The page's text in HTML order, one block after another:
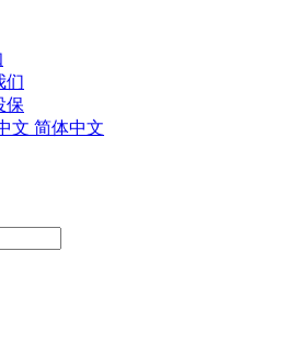
们
保
文 简体中文